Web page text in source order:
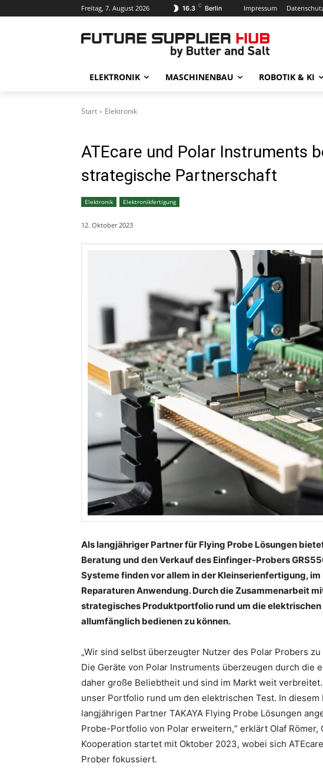
Freitag, 7. August 2026 16.3 C Berlin Impressum
ELEKTRONIK MASCHINENBAU ROBOTIK & KI
Start Elektronik
ATEcare und Polar Instruments
strategische Partnerschaft
Elektronik Elektronikfertigung
12. Oktober 2023
Als langjähriger Partner für Flying Probe Lösungen
Beratung und den Verkauf des Einfinger-Probers
Systeme finden vor allem in der Kleinserienfertigung,
Reparaturen Anwendung. Durch die Zusammenarbeit
strategisches Produktportfolio rund um die
allumfänglich bedienen zu können.
„Wir sind selbst überzeugter Nutzer des Polar Probers
Die Geräte von Polar Instruments überzeugen durch die
daher große Beliebtheit und sind im Markt weit
unser Portfolio rund um den elektrischen Test. In
langjährigen Partner TAKAYA Flying Probe Lösungen
Probe-Portfolio von Polar erweitern,“ erklärt Olaf Römer,
Kooperation startet mit Oktober 2023, wobei sich
Prober fokussiert.